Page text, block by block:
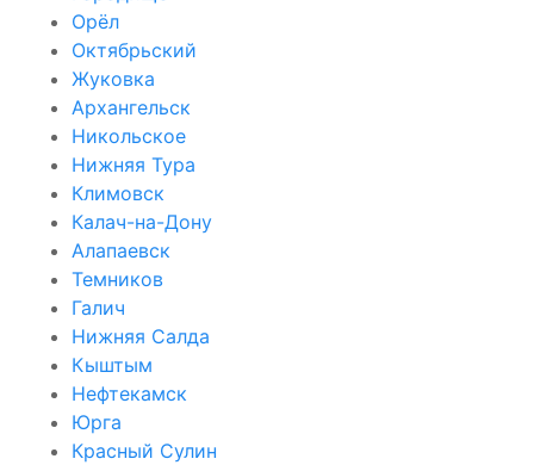
Орёл
Октябрьский
Жуковка
Архангельск
Никольское
Нижняя Тура
Климовск
Калач-на-Дону
Алапаевск
Темников
Галич
Нижняя Салда
Кыштым
Нефтекамск
Юрга
Красный Сулин